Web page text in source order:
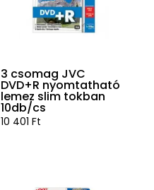
3 csomag JVC
DVD+R nyomtatható
lemez slim tokban
10db/cs
10 401Ft